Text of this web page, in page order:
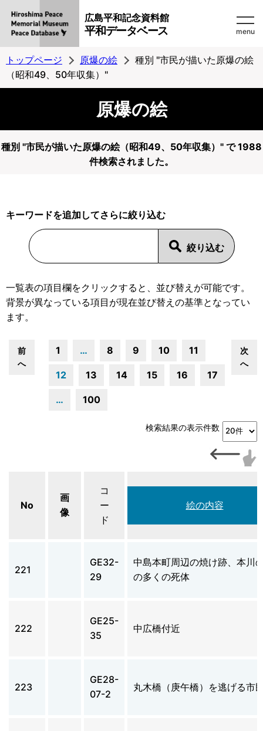
広島平和記念資料館
平和データベース menu
トップページ 原爆の絵
種別 "市民が描いた原爆の絵
（昭和49、50年収集）"
原爆の絵
種別 "市民が描いた原爆の絵（昭和49、50年収集）" で 1988
件検索されました。
キーワードを追加してさらに絞り込む
一覧表の項目欄をクリックすると、並び替えが可能です。
背景が異なっている項目が現在並び替えの基準となってい
ます。
前
へ
1 … 8 9 10 11
12 13 14 15 16 17
… 100
次
へ
検索結果の表示件数
No
画
像
コ
ー
ド
絵の内容
221
GE32-
29
中島本町周辺の焼け跡、本川
の多くの死体
222
GE25-
35
中広橋付近
223
GE28-
07-2
丸木橋（庚午橋）を逃げる市